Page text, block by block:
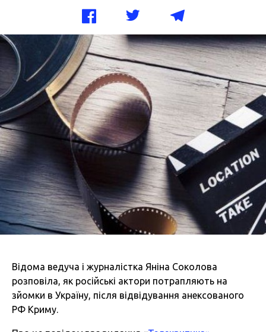
Відома ведуча і журналістка Яніна Соколова
розповіла, як російські актори потрапляють на
зйомки в Україну, після відвідування анексованого
РФ Криму.